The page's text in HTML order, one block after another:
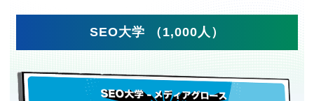
SEO大学 （1,000人）